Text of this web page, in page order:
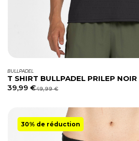
BULLPADEL
T SHIRT BULLPADEL PRILEP
39,99 €49,99€
30% de réduction